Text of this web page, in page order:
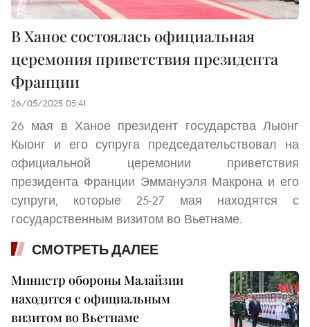
В Ханое состоялась официальная
церемония приветствия президента
Франции
26/05/2025 05:41
26 мая в Ханое президент государства Лыонг
Кыонг и его супруга председательствовал на
официальной церемонии приветствия
президента Франции Эммануэля Макрона и его
супруги, которые 25-27 мая находятся с
государственным визитом во Вьетнаме.
СМОТРЕТЬ ДАЛЕЕ
Министр обороны Малайзии
находится с официальным
визитом во Вьетнаме